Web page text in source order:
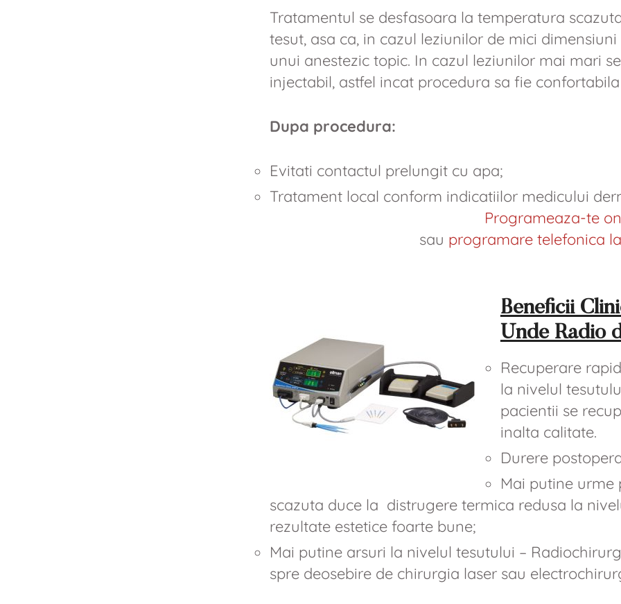
Tratamentul se desfasoara la temperatura
tesut, asa ca, in cazul leziunilor de mici
unui anestezic topic. In cazul leziunilor mai mari
injectabil, astfel incat procedura sa fie
Dupa procedura:
Evitati contactul prelungit cu apa;
Tratament local conform indicatiilor medicului
Programeaza-te
sau programare telefonica la
Beneficii
Unde Radio
Recuperare
la nivelul
pacientii se
inalta calitate.
Durere
Mai putine urme
scazuta duce la distrugere termica redusa la
rezultate estetice foarte bune;
Mai putine arsuri la nivelul tesutului –
spre deosebire de chirurgia laser sau